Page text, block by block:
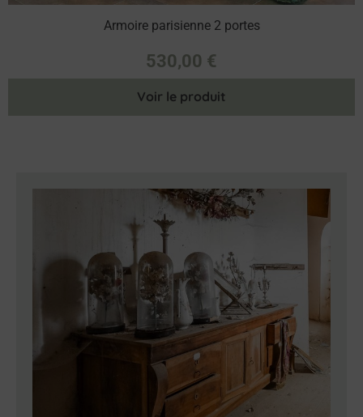
Armoire parisienne 2 portes
530,00 €
Voir le produit